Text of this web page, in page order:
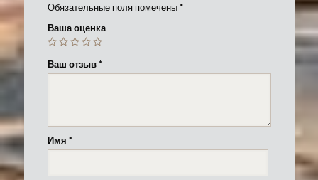
Обязательные поля помечены*
Ваша оценка
Ваш отзыв*
Имя *